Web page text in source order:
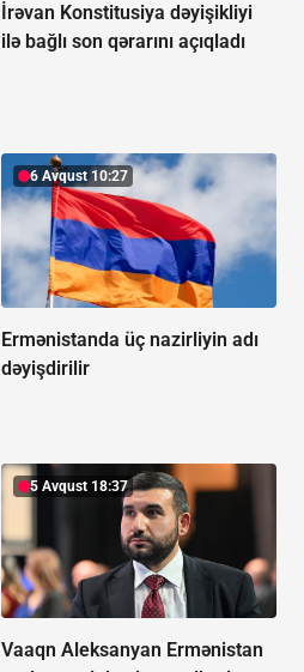
İrəvan Konstitusiya dəyişikliyi
ilə bağlı son qərarını açıqladı
6 Avqust 10:27
Ermənistanda üç nazirliyin adı
dəyişdirilir
5 Avqust 18:37
Vaaqn Aleksanyan Ermənistan